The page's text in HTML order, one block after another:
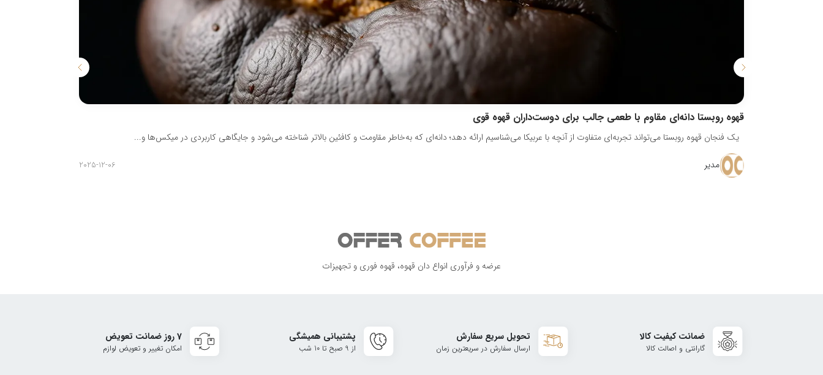
قهوه روبستا دانه‌ای مقاوم با طعمی جالب برای دوست‌داران قهوه قوی
یک فنجان قهوه روبستا می‌تواند تجربه‌ای متفاوت از آنچه با عربیکا می‌شناسیم ارائه دهد؛ دانه‌ای که به‌خاطر مقاومت و کافئین بالاتر شناخته می‌شود و جایگاهی کاربردی در میکس‌ها و...
مدیر 2025-12-06
عرضه و فرآوری انواع دان قهوه، قهوه فوری و تجهیزات
ضمانت کیفیت کالا
گارانتی و اصالت کالا
تحویل سریع سفارش
ارسال سفارش در سریعترین زمان
پشتیبانی همیشگی
از 9 صبح تا 10 شب
7 روز ضمانت تعویض
امکان تغییر و تعویض لوازم